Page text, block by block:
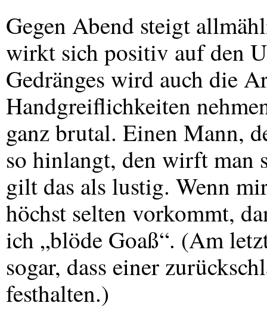
Gegen Abend steigt
wirkt sich positiv auf den
Gedränges wird auch die
Handgreiflichkeiten
ganz brutal. Einen Mann,
so hinlangt, den wirft man
gilt das als lustig. Wenn
höchst selten vorkommt,
ich „blöde Goaß“. (Am
sogar, dass einer
festhalten.)